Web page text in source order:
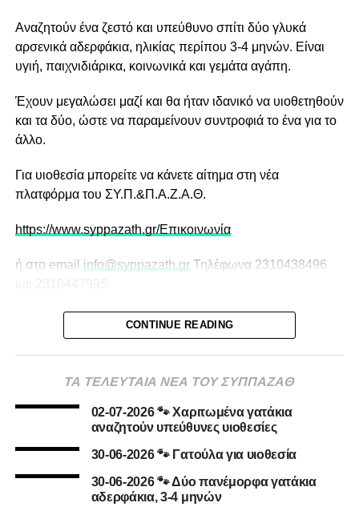
Αναζητούν ένα ζεστό και υπεύθυνο σπίτι δύο γλυκά
αρσενικά αδερφάκια, ηλικίας περίπου 3-4 μηνών. Είναι
υγιή, παιχνιδιάρικα, κοινωνικά και γεμάτα αγάπη.
Έχουν μεγαλώσει μαζί και θα ήταν ιδανικό να υιοθετηθούν
και τα δύο, ώστε να παραμείνουν συντροφιά το ένα για το
άλλο.
Για υιοθεσία μπορείτε να κάνετε αίτημα στη νέα
πλατφόρμα του ΣΥ.Π.&Π.Α.Ζ.Α.Θ.
https://www.syppazath.gr/Επικοινωνία
ή στο email info@syppazath.grΤηλέφωνα 2310438496
CONTINUE READING
ΤΑ ΤΕΛΕΥΤΑΙΑ ΝΕΑ ΤΟΥ ΣΥΠΠΑΖΑΘ
02-07-2026 🐾 Χαριτωμένα γατάκια
αναζητούν υπεύθυνες υιοθεσίες
30-06-2026 🐾 Γατούλα για υιοθεσία
30-06-2026 🐾 Δύο πανέμορφα γατάκια
αδερφάκια, 3-4 μηνών